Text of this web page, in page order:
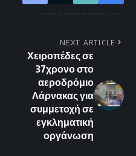
NEXT ARTICLE
Χειροπέδες σε
37χρονο στο
αεροδρόμιο
Λάρνακας για
συμμετοχή σε
εγκληματική
οργάνωση